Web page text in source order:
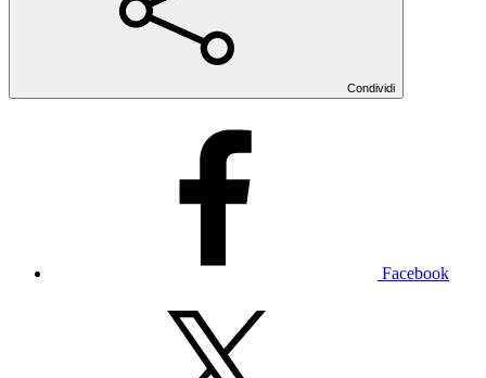
Condividi
Facebook